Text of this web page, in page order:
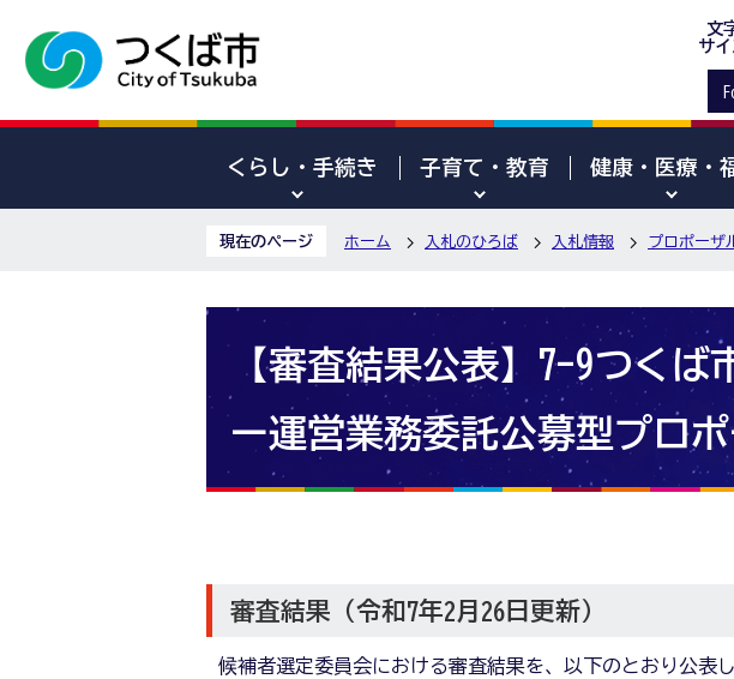
文
サ
くらし・手続き 子育て・教育 健康・医療・
現在のページ ホーム 入札のひろば 入札情報 プロポーザ
【審査結果公表】7-9つくば
ー運営業務委託公募型プロ
審査結果（令和7年2月26日更新）
候補者選定委員会における審査結果を、以下のとおり公表し